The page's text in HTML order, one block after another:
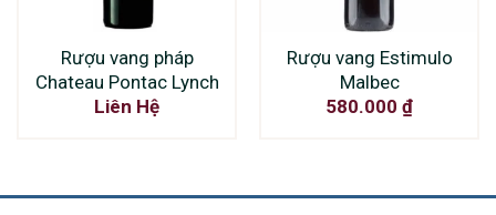
Rượu vang pháp
Chateau Pontac Lynch
Liên Hệ
Rượu vang Estimulo
Malbec
580.000 ₫